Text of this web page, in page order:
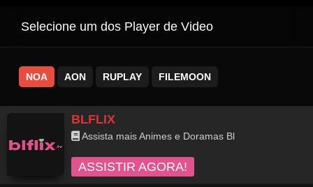
Selecione um dos Player de Video
NOA AON RUPLAY FILEMOON
BLFLIX
Assista mais Animes e Doramas Bl
ASSISTIR AGORA!